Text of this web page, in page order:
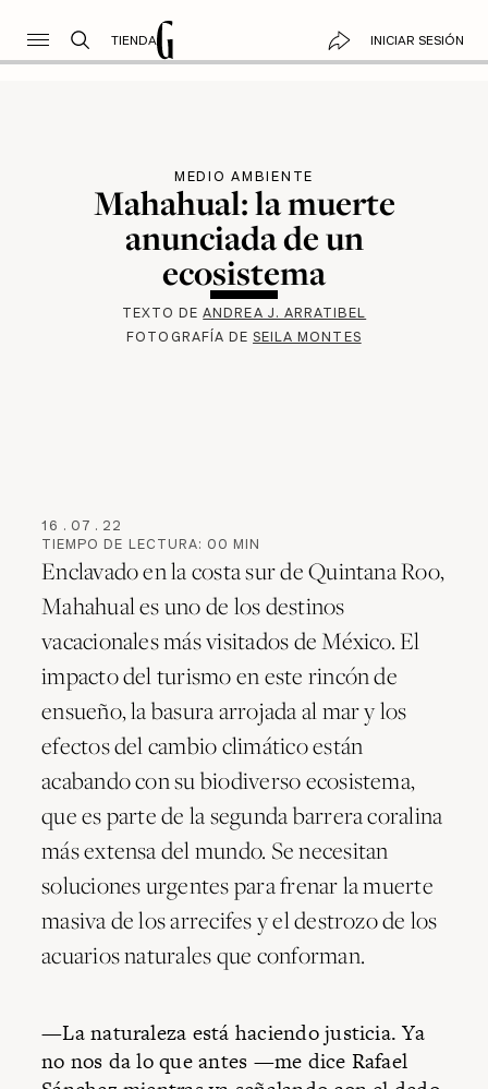
TIENDA INICIAR SESIÓN
MEDIO AMBIENTE
Mahahual: la muerte
anunciada de un
ecosistema
TEXTO DEANDREA J. ARRATIBEL
FOTOGRAFÍA DE SEILA MONTES
16 . 07 . 22
TIEMPO DE LECTURA: 00 MIN
Enclavado en la costa sur de Quintana Roo,
Mahahual es uno de los destinos
vacacionales más visitados de México. El
impacto del turismo en este rincón de
ensueño, la basura arrojada al mar y los
efectos del cambio climático están
acabando con su biodiverso ecosistema,
que es parte de la segunda barrera coralina
más extensa del mundo. Se necesitan
soluciones urgentes para frenar la muerte
masiva de los arrecifes y el destrozo de los
acuarios naturales que conforman.
—La naturaleza está haciendo justicia. Ya
no nos da lo que antes —me dice Rafael